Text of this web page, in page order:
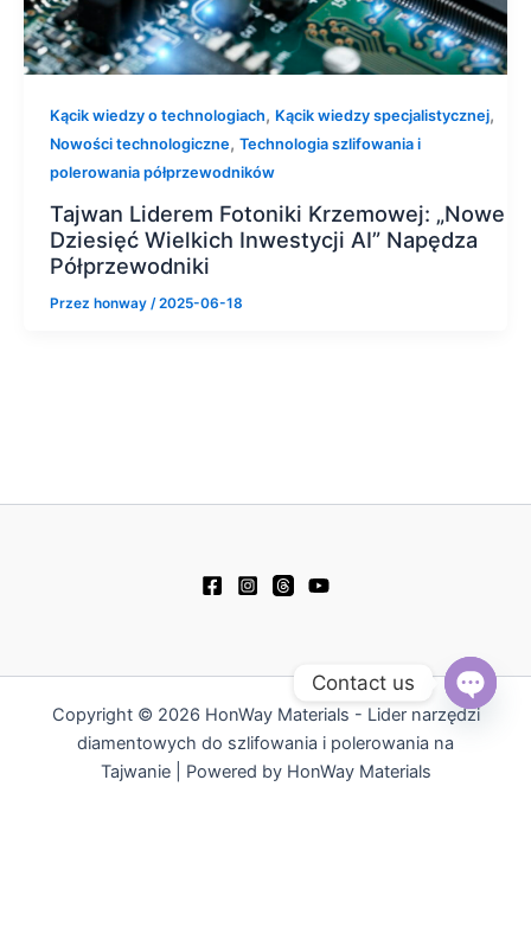
Kącik wiedzy o technologiach, Kącik wiedzy specjalistycznej,
Nowości technologiczne, Technologia szlifowania i
polerowania półprzewodników
Tajwan Liderem Fotoniki Krzemowej: „Nowe
Dziesięć Wielkich Inwestycji AI” Napędza
Półprzewodniki
Przez honway /2025-06-18
Copyright © 2026 HonWay Materials - Lider narzędzi
diamentowych do szlifowania i polerowania na
Tajwanie | Powered by HonWay Materials
Contact us
Open